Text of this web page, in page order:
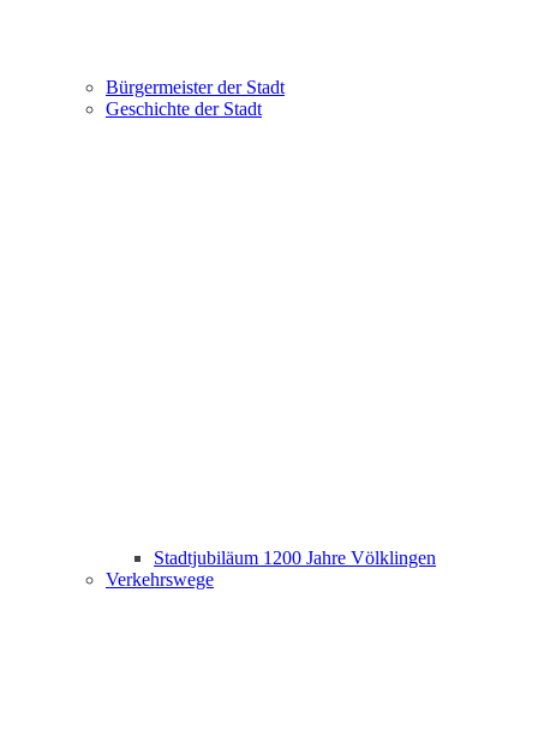
Bürgermeister der Stadt
Geschichte der Stadt
Stadtjubiläum 1200 Jahre Völklingen
Verkehrswege